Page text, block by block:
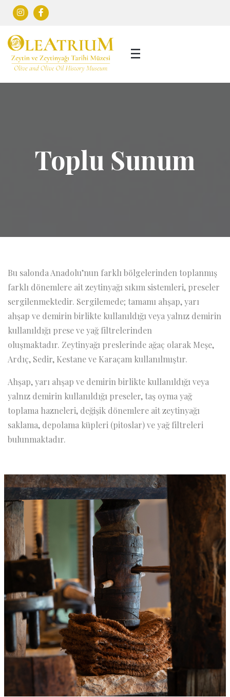
Toplu Sunum
Bu salonda Anadolu’nun farklı bölgelerinden toplanmış
farklı dönemlere ait zeytinyağı sıkım sistemleri, preseler
sergilenmektedir. Sergilemede; tamamı ahşap, yarı
ahşap ve demirin birlikte kullanıldığı veya yalnız demirin
kullanıldığı prese ve yağ filtrelerinden
oluşmaktadır. Zeytinyağı preslerinde ağaç olarak Meşe,
Ardıç, Sedir, Kestane ve Karaçam kullanılmıştır.
Ahşap, yarı ahşap ve demirin birlikte kullanıldığı veya
yalnız demirin kullanıldığı preseler, taş oyma yağ
toplama hazneleri, değişik dönemlere ait zeytinyağı
saklama, depolama küpleri (pitoslar) ve yağ filtreleri
bulunmaktadır.